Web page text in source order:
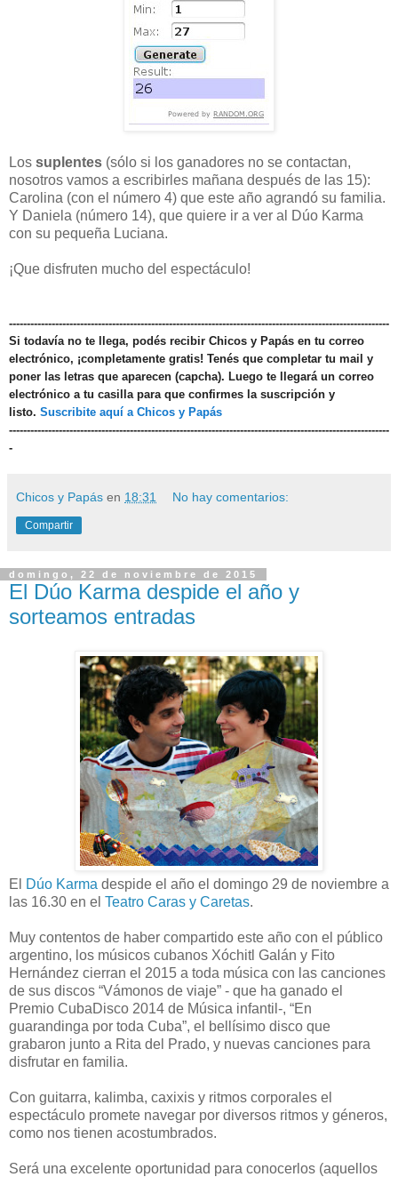
Los suplentes (sólo si los ganadores no se contactan,
nosotros vamos a escribirles mañana después de las 15):
Carolina (con el número 4) que este año agrandó su familia.
Y Daniela (número 14), que quiere ir a ver al Dúo Karma
con su pequeña Luciana.
¡Que disfruten mucho del espectáculo!
-----------------------------------------------------------------------------------------------------------
Si todavía no te llega, podés recibir Chicos y Papás en tu correo
electrónico, ¡completamente gratis! Tenés que completar tu mail y
poner las letras que aparecen (capcha). Luego te llegará un correo
electrónico a tu casilla para que confirmes la suscripción y
listo. Suscribite aquí a Chicos y Papás
-----------------------------------------------------------------------------------------------------------
-
Chicos y Papás en 18:31 No hay comentarios:
Compartir
domingo, 22 de noviembre de 2015
El Dúo Karma despide el año y
sorteamos entradas
El Dúo Karma despide el año el domingo 29 de noviembre a
las 16.30 en el Teatro Caras y Caretas.
Muy contentos de haber compartido este año con el público
argentino, los músicos cubanos Xóchitl Galán y Fito
Hernández cierran el 2015 a toda música con las canciones
de sus discos “Vámonos de viaje” - que ha ganado el
Premio CubaDisco 2014 de Música infantil-, “En
guarandinga por toda Cuba”, el bellísimo disco que
grabaron junto a Rita del Prado, y nuevas canciones para
disfrutar en familia.
Con guitarra, kalimba, caxixis y ritmos corporales el
espectáculo promete navegar por diversos ritmos y géneros,
como nos tienen acostumbrados.
Será una excelente oportunidad para conocerlos (aquellos